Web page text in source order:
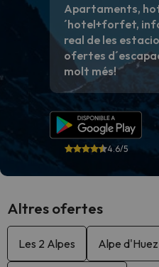
Apartaments,
´hotel+forfet,
real de les
ofertes
molt més!
4.6/5
Altres ofertes
Les 2 Alpes Alpe d'Huez